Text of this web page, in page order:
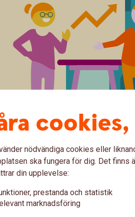
bolån hos oss
nödvändiga cookies eller
ska fungera för dig. Det finns
din upplevelse:
prestanda och statistik
marknadsföring